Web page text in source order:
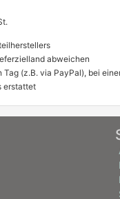
abweichen
(z.B. via PayPal), bei
erstattet